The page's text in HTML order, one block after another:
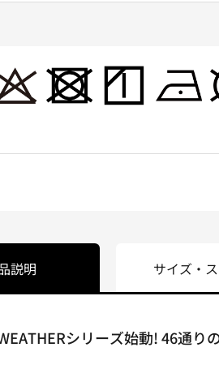
説明
シリーズ始動! 46通
サイズ・